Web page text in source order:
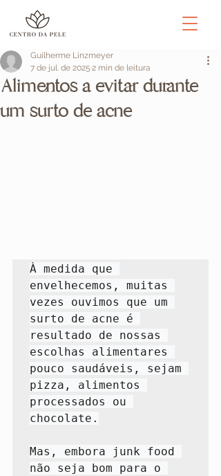
Alimentos a evitar durante
um surto de acne
Guilherme Linzmeyer
7 de jul. de 2025 2 min de leitura
À medida que
envelhecemos, muitas
vezes ouvimos que um
surto de acne é
resultado de nossas
escolhas alimentares
pouco saudáveis, sejam
pizza, alimentos
processados ​​ou
chocolate.
Mas, embora junk food
não seja bom para o